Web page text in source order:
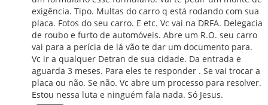
exigência. Tipo. Multas do carro q está rodando com sua
placa. Fotos do seu carro. E etc. Vc vai na DRFA. Delegacia
de roubo e furto de automóveis. Abre um R.O. seu carro
vai para a perícia de lá vão te dar um documento para.
Vc ir a qualquer Detran de sua cidade. Da entrada e
aguarda 3 meses. Para eles te responder . Se vai trocar a
placa ou não. Se não. Vc abre um processo para resolver.
Estou nessa luta e ninguém fala nada. Só Jesus.